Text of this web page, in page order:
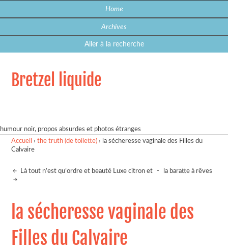
Home
Archives
Aller à la recherche
Bretzel liquide
humour noir, propos absurdes et photos étranges
Accueil ›the truth (de toilette) › la sécheresse vaginale des Filles du
Calvaire
Là tout n’est qu’ordre et beauté Luxe citron et - la baratte à rêves
la sécheresse vaginale des
Filles du Calvaire